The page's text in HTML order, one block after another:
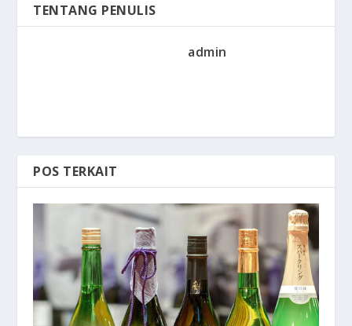
TENTANG PENULIS
admin
POS TERKAIT